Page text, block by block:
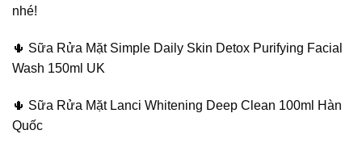
nhé!
🌵 Sữa Rửa Mặt Simple Daily Skin Detox Purifying Facial
Wash 150ml UK
🌵 Sữa Rửa Mặt Lanci Whitening Deep Clean 100ml Hàn
Quốc